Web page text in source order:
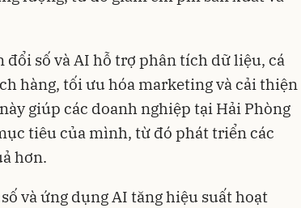
số và AI hỗ trợ phân tích dữ liệu, cá
hàng, tối ưu hóa marketing và cải thiện
giúp các doanh nghiệp tại Hải Phòng
tiêu của mình, từ đó phát triển các
hơn.
và ứng dụng AI tăng hiệu suất hoạt